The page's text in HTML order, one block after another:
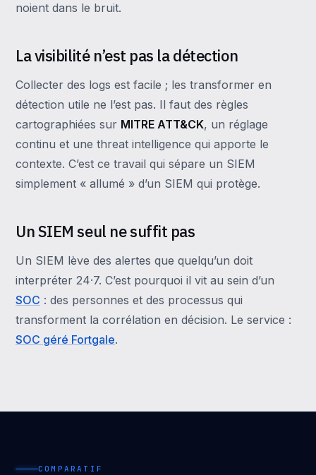
noient dans le bruit.
La visibilité n’est pas la détection
Collecter des logs est facile ; les transformer en
détection utile ne l’est pas. Il faut des règles
cartographiées sur MITRE ATT&CK, un réglage
continu et une threat intelligence qui apporte le
contexte. C’est ce travail qui sépare un SIEM
simplement « allumé » d’un SIEM qui protège.
Un SIEM seul ne suffit pas
Un SIEM lève des alertes que quelqu’un doit
interpréter 24·7. C’est pourquoi il vit au sein d’un
SOC : des personnes et des processus qui
transforment la corrélation en décision. Le service :
SOC géré Fortgale.
COMPARATIF